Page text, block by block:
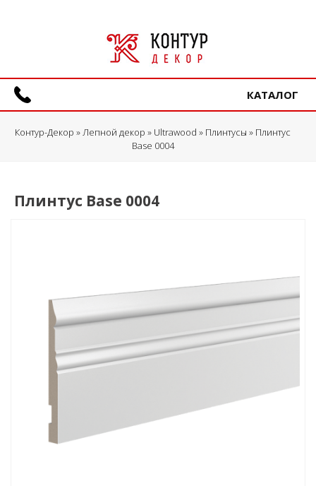
КАТАЛОГ
Контур-Декор »Лепной декор » Ultrawood » Плинтусы » Плинтус
Base 0004
Плинтус Base 0004